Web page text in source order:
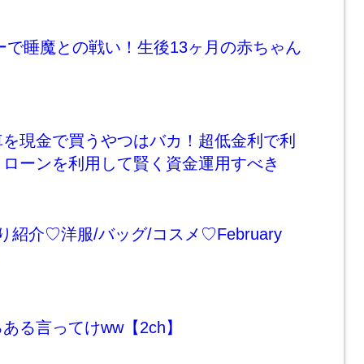
で睡魔との戦い！生後13ヶ月の赤ちゃん
を現金で買うやつはバカ！超低金利で利
ーンを利用して賢く資金運用すべき
紹介♡洋服/バッグ/コスメ♡February
る言ってけww【2ch】